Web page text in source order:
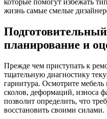
которые помогут избежать
жизнь самые смелые
планирование и
Прежде чем приступать к
тщательную диагностику
гарнитура. Осмотрите
сколов, деформаций, износа
позволит определить, что
восстановить своими силами.